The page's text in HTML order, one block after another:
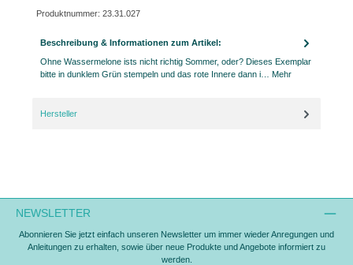
Produktnummer: 23.31.027
Beschreibung & Informationen zum Artikel:
Ohne Wassermelone ists nicht richtig Sommer, oder? Dieses Exemplar
bitte in dunklem Grün stempeln und das rote Innere dann i… Mehr
Hersteller
NEWSLETTER
Abonnieren Sie jetzt einfach unseren Newsletter um immer wieder Anregungen und
Anleitungen zu erhalten, sowie über neue Produkte und Angebote informiert zu
werden.